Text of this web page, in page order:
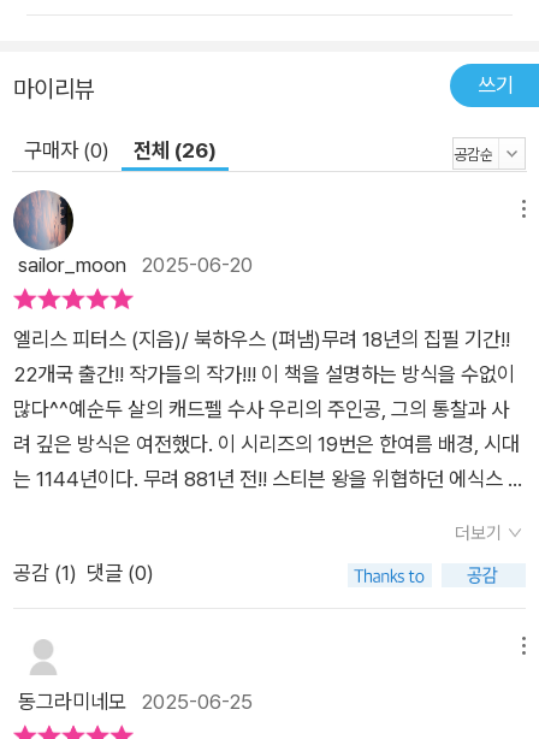
치밀한 추리의 세계, 생생한 묘사 등 원텍스트의 묘미를 최대한
는 독자들을 만족시킬 것이다. * 『성스러운 도둑』 도서 소개 혼란
싼 사제들의 세속적인 갈등 1145년, 슈루즈베리에 전례 없는 폭
우가 쏟아진다. 큰비의 피해를 막기 위해 수도원의 수도사들과 하
인들은 성물(聖物)들을 옮기느라 분주한 시간을 보냈는데, 그 와
중에 수도원의 보물인 성 위니프레드의 성골함이 감쪽같이 사라
진다. 마침 램지 수도원에서 파견된 헤를루인 부원장과 투틸로 수
사가 수도원에 와 있었던 터라, 슈루즈베리 수도원의 수사들 사이
에 이 두 사제에 대한 불신이 커진다. 특히 투틸로 수사의 수상한
말과 뛰어난 음악적 재능은 그를 더더욱 의심스럽게 만든다. 그러
던 중, 성물 도둑을 알고 있을지도 모르는 양치기 한 명이 살해당
한다. 이로 인해 캐드펠은 사건의 배후에 단순한 도둑질 이상의
함의 소유권을 두고 논란이 커지자, 복음서를 펼친 뒤 손가락이
가리킨 구절을 읽는 ‘소르테스 비블리카’라는 중세적 신탁 방식을
제안한다. 이에 성골함의 소유권을 주장하는 사제들과 영주는 성
경을 펴서 각자 구절을 뽑고, 이를 통해 성녀의 진정한 뜻을 해석
하려 한다. ‘소르테스 비블리카’를 통해 소유권을 인정받은 곳은
슈루즈베리 수도원이었다. 그러나 마지막에 바람이 넘기고 꽃잎
마이리뷰 쓰기
구매자 (0) 전체 (26)
sailor_moon 2025-06-20
엘리스 피터스 (지음)/ 북하우스 (펴냄)무려 18년의 집필 기간!!
22개국 출간!! 작가들의 작가!!! 이 책을 설명하는 방식을 수없이
많다^^예순두 살의 캐드펠 수사 우리의 주인공, 그의 통찰과 사
려 깊은 방식은 여전했다. 이 시리즈의 19번은 한여름 배경, 시대
는 1144년이다. 무려 881년 전!! 스티븐 왕을 위협하던 에식스 백
작스럽게 찾아온다. 좀 더 귀한 곳으로 모시기 위해 이동하던 위
니프리드 성녀의 성골함이 깜쪽같이 사라졌다. 마지막으로 제단
는 자리에 없었다. 소중히 여겨졌던 성녀의 유물이 사라지고, 그
진실을 알고 있었을지도 모를 한 사람, 위니프리드 성녀의 관이
어떤 식으로 반출되었는지도 다 아는 청년 앨드헬름은 목숨을 잃
더보기
공감 (1) 댓글 (0)
동그라미네모 2025-06-25